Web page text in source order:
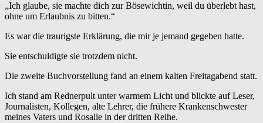
„Ich glaube, sie machte dich zur Bösewichtin, weil du überlebt hast,
ohne um Erlaubnis zu bitten.“
Es war die traurigste Erklärung, die mir je jemand gegeben hatte.
Sie entschuldigte sie trotzdem nicht.
Die zweite Buchvorstellung fand an einem kalten Freitagabend statt.
Ich stand am Rednerpult unter warmem Licht und blickte auf Leser,
Journalisten, Kollegen, alte Lehrer, die frühere Krankenschwester
meines Vaters und Rosalie in der dritten Reihe.